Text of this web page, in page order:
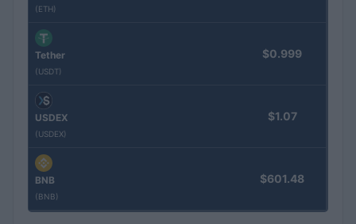
(ETH)
Tether
(USDT)
$0.999
USDEX
(USDEX)
$1.07
BNB
(BNB)
$601.48